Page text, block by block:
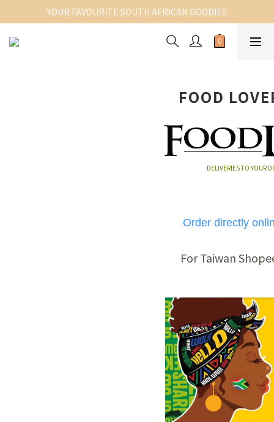
YOUR FAVOURITE SOUTH AFRICAN GOODIES
FOOD
DELIVERIES TO YOUR
Order directly
For Taiwan